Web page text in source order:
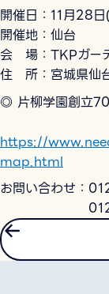
開催日：11月28
開催地：仙台
会 場：TKPガー
住 所：宮城県仙
◎ 片柳学園創立
https://
map.html
お問い合わせ：
0120-444-